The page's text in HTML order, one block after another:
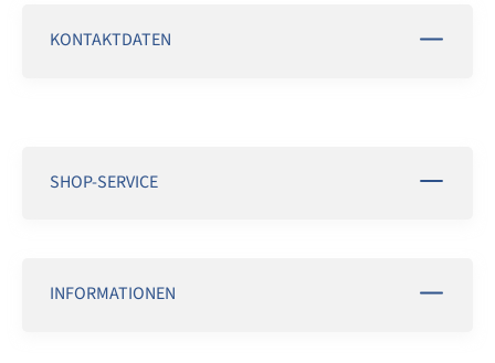
KONTAKTDATEN
SHOP-SERVICE
INFORMATIONEN